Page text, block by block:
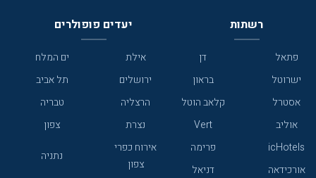
רשתות
פתאל
דן
ישרוטל
בראון
אסטרל
קלאב הוטל
אוליב
Vert
icHotels
פרימה
אורכידאה
דניאל
יעדים פופולרים
אילת
ים המלח
ירושלים
תל אביב
הרצליה
טבריה
נצרת
צפון
אירוח כפרי
צפון
נתניה